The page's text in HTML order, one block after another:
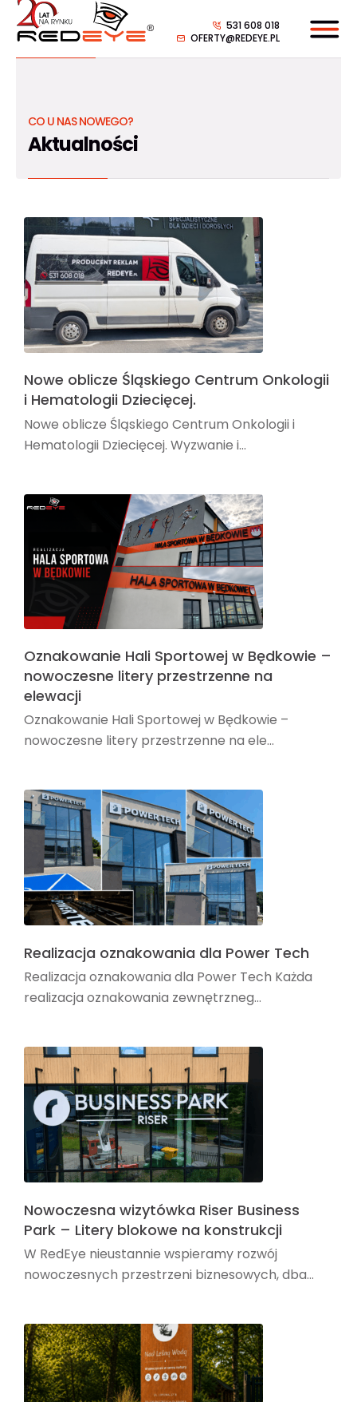
531 608 018
OFERTY@REDEYE.PL
CO U NAS NOWEGO?
Aktualności
Nowe oblicze Śląskiego Centrum Onkologii
i Hematologii Dziecięcej.
Nowe oblicze Śląskiego Centrum Onkologii i
Hematologii Dziecięcej. Wyzwanie i...
Oznakowanie Hali Sportowej w Będkowie –
nowoczesne litery przestrzenne na
elewacji
Oznakowanie Hali Sportowej w Będkowie –
nowoczesne litery przestrzenne na ele...
Realizacja oznakowania dla Power Tech
Realizacja oznakowania dla Power Tech Każda
realizacja oznakowania zewnętrzneg...
Nowoczesna wizytówka Riser Business
Park – Litery blokowe na konstrukcji
W RedEye nieustannie wspieramy rozwój
nowoczesnych przestrzeni biznesowych, dba...